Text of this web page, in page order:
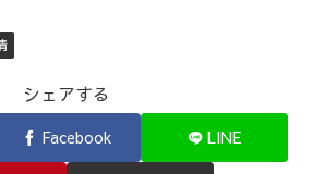
シェアする
Facebook LINE